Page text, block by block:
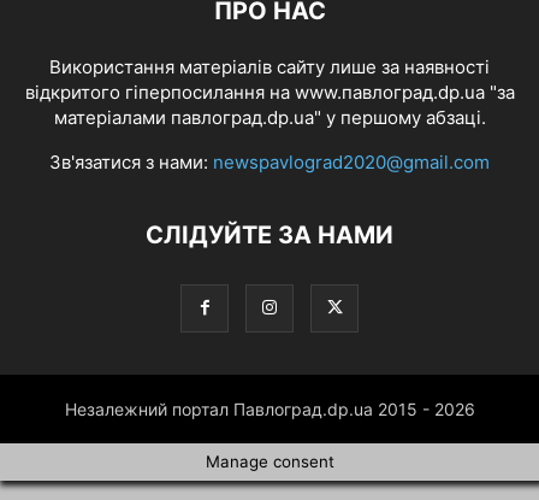
ПРО НАС
Використання матеріалів сайту лише за наявності
відкритого гіперпосилання на www.павлоград.dp.ua "за
матеріалами павлоград.dp.ua" у першому абзаці.
Зв'язатися з нами: newspavlograd2020@gmail.com
СЛІДУЙТЕ ЗА НАМИ
Незалежний портал Павлоград.dp.ua 2015 - 2026
Manage consent